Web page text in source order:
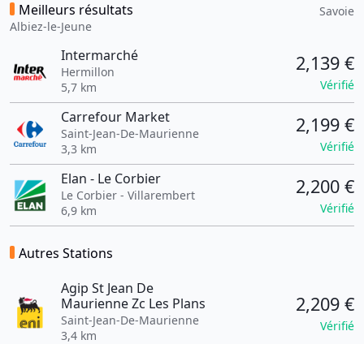
Meilleurs résultats
Albiez-le-Jeune
Savoie
Intermarché
Hermillon
5,7 km
2,139 €
Vérifié
Carrefour Market
Saint-Jean-De-Maurienne
3,3 km
2,199 €
Vérifié
Elan - Le Corbier
Le Corbier - Villarembert
6,9 km
2,200 €
Vérifié
Autres Stations
Agip St Jean De
Maurienne Zc Les Plans
Saint-Jean-De-Maurienne
3,4 km
2,209 €
Vérifié